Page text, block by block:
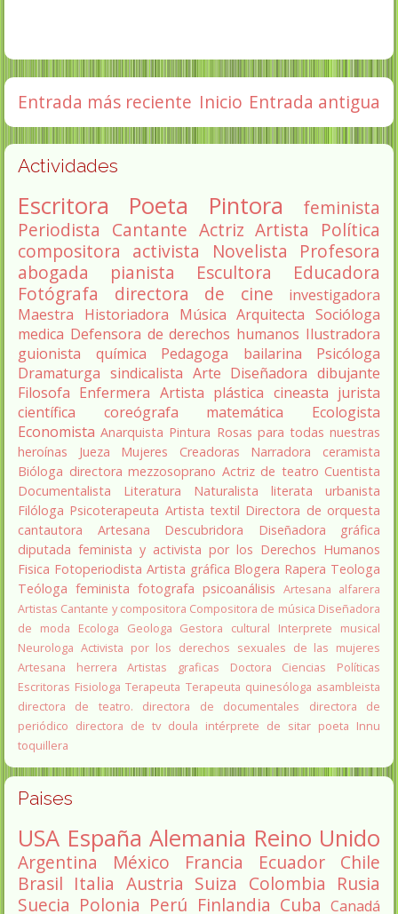
Entrada más reciente Entrada antigua
Inicio
Actividades
Escritora Poeta Pintora
feminista
Periodista Cantante Actriz Artista
Política
compositora activista Novelista
Profesora
abogada
pianista Escultora
Educadora
Fotógrafa
directora de cine
investigadora
Maestra
Historiadora Música Arquitecta Socióloga
medica Defensora de derechos humanos Ilustradora
guionista
química Pedagoga bailarina
Psicóloga
Dramaturga sindicalista Arte Diseñadora dibujante
Filosofa Enfermera Artista plástica cineasta jurista
científica
coreógrafa matemática
Ecologista
Economista Anarquista Pintura Rosas para todas nuestras
heroínas
Jueza Mujeres Creadoras Narradora
ceramista
Bióloga directora mezzosoprano Actriz de teatro Cuentista
Documentalista
Literatura Naturalista literata
urbanista
Filóloga Psicoterapeuta Artista textil Directora de orquesta
cantautora
Artesana Descubridora
Diseñadora gráfica
diputada feminista y activista por los Derechos Humanos
Fisica Fotoperiodista Artista gráfica Blogera Rapera Teologa
Teóloga feminista fotografa psicoanálisis Artesana alfarera
Artistas Cantante y compositora Compositora de música Diseñadora
de moda
Ecologa Geologa Gestora cultural
Interprete musical
Neurologa Activista por los derechos sexuales de las mujeres
Artesana herrera
Artistas graficas
Doctora Ciencias Políticas
Escritoras Fisiologa Terapeuta Terapeuta quinesóloga asambleista
directora de teatro.
directora de documentales
directora de
periódico directora de tv doula intérprete de sitar poeta Innu
toquillera
Paises
USA España Alemania Reino Unido
Argentina México Francia Ecuador
Chile
Brasil Italia Austria Suiza Colombia Rusia
Suecia Polonia Perú Finlandia Cuba Canadá